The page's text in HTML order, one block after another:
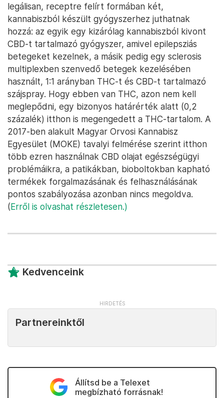
legálisan, receptre felírt formában két,
kannabiszból készült gyógyszerhez juthatnak
hozzá: az egyik egy kizárólag kannabiszból kivont
CBD-t tartalmazó gyógyszer, amivel epilepsziás
betegeket kezelnek, a másik pedig egy sclerosis
multiplexben szenvedő betegek kezelésében
használt, 1:1 arányban THC-t és CBD-t tartalmazó
szájspray. Hogy ebben van THC, azon nem kell
meglepődni, egy bizonyos határérték alatt (0,2
százalék) itthon is megengedett a THC-tartalom. A
2017-ben alakult Magyar Orvosi Kannabisz
Egyesület (MOKE) tavalyi felmérése szerint itthon
több ezren használnak CBD olajat egészségügyi
problémáikra, a patikákban, bioboltokban kapható
termékek forgalmazásának és felhasználásának
pontos szabályozása azonban nincs megoldva.
(Erről is olvashat részletesen.)
Kedvenceink
Partnereinktől
Állítsd be a Telexet
megbízható forrásnak!